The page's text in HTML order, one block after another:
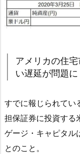
アメリカの住
い遅延が問題に
すでに報じられてい
担保証券に投資する
ゲージ・キャピタル
とのこと。